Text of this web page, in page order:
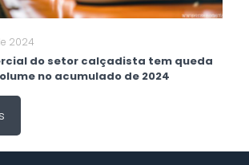
2024
do setor calçadista tem queda
no acumulado de 2024